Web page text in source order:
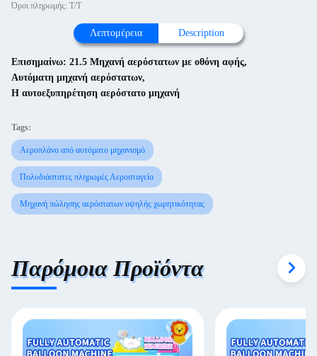
Όροι πληρωμής: Τ/Τ
Λεπτομέρεια Description
Επισημαίνω: 21.5 Μηχανή αερόστατων με οθόνη αφής,
Αυτόματη μηχανή αερόστατων,
Η αυτοεξυπηρέτηση αερόστατο μηχανή
Tags:
Αεροπλάνο από αυτόματο μηχανισμό
Πολυδιάστατες πληρωμές Αεροσταγείο
Μηχανή πώλησης αερόστατων υψηλής χωρητικότητας
Παρόμοια Προϊόντα